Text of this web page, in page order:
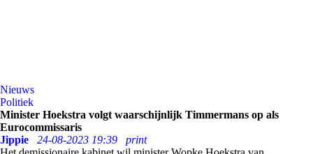
Nieuws
Politiek
Minister Hoekstra volgt waarschijnlijk Timmermans op als
Eurocommissaris
Jippie
24-08-2023 19:39
print